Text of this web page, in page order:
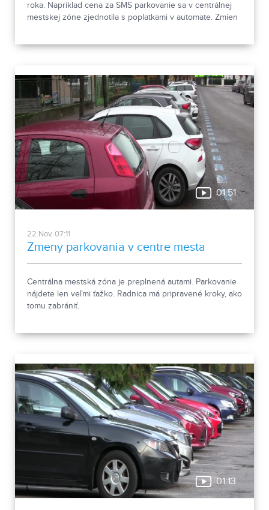
roka. Napríklad cena za SMS parkovanie sa v centrálnej
mestskej zóne zjednotila s poplatkami v automate. Zmien
01:51
22.Nov, 07:11
Zmeny parkovania v centre mesta
Centrálna mestská zóna je preplnená autami. Parkovanie
nájdete len veľmi ťažko. Radnica má pripravené kroky, ako
tomu zabrániť.
01:13